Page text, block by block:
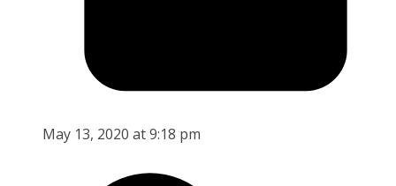
May 13, 2020 at 9:18 pm